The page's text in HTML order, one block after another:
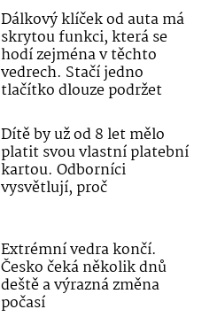
Dálkový klíček od auta má
skrytou funkci, která se
hodí zejména v těchto
vedrech. Stačí jedno
tlačítko dlouze podržet
Dítě by už od 8 let mělo
platit svou vlastní platební
kartou. Odborníci
vysvětlují, proč
Extrémní vedra končí.
Česko čeká několik dnů
deště a výrazná změna
počasí